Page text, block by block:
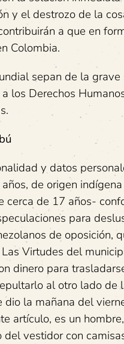
y el destrozo de la
a que en
Colombia.
sepan de la
los Derechos
y datos
de origen
de 17 años-
para
de oposición,
Virtudes del
dinero para
al otro lado de
la mañana del
artículo, es un
vestidor con